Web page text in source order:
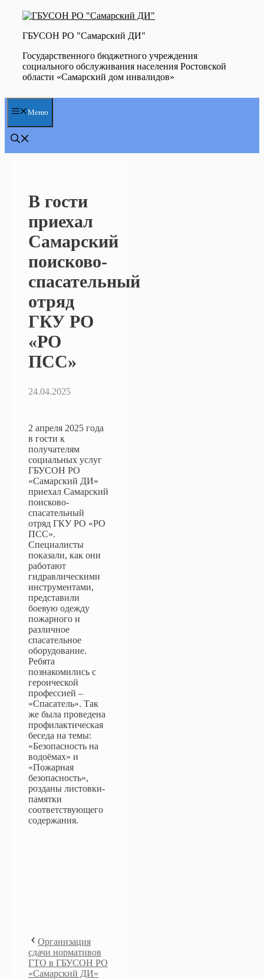
Перейти
содержимому
ГБУСОН РО "Самарский ДИ"
Государственного бюджетного учреждения
социального обслуживания населения Ростовской
области «Самарский дом инвалидов»
Меню
В гости
приехал
Самарский
поисково-
спасательный
отряд
ГКУ РО
«РО
ПСС»
24.04.2025
2 апреля 2025 года
в гости к
получателям
социальных услуг
ГБУСОН РО
«Самарский ДИ»
приехал Самарский
поисково-
спасательный
отряд ГКУ РО «РО
ПСС».
Специалисты
показали, как они
работают
гидравлическими
инструментами,
представили
боевую одежду
пожарного и
различное
спасательное
оборудование.
Ребята
познакомились с
героической
профессией –
«Спасатель». Так
же была проведена
профилактическая
беседа на темы:
«Безопасность на
водоёмах» и
«Пожарная
безопасность»,
розданы листовки-
памятки
соответствующего
содержания.
Организация
сдачи нормативов
ГТО в ГБУСОН РО
«Самарский ДИ»